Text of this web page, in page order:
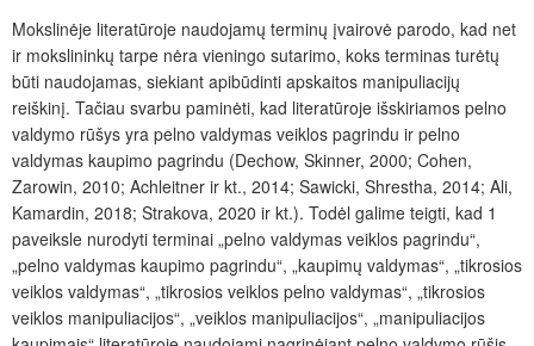
Mokslinėje literatūroje naudojamų terminų įvairovė parodo, kad net
ir mokslininkų tarpe nėra vieningo sutarimo, koks terminas turėtų
būti naudojamas, siekiant apibūdinti apskaitos manipuliacijų
reiškinį. Tačiau svarbu paminėti, kad literatūroje išskiriamos pelno
valdymo rūšys yra pelno valdymas veiklos pagrindu ir pelno
valdymas kaupimo pagrindu (Dechow, Skinner, 2000; Cohen,
Zarowin, 2010; Achleitner ir kt., 2014; Sawicki, Shrestha, 2014; Ali,
Kamardin, 2018; Strakova, 2020 ir kt.). Todėl galime teigti, kad 1
paveiksle nurodyti terminai „pelno valdymas veiklos pagrindu“,
„pelno valdymas kaupimo pagrindu“, „kaupimų valdymas“, „tikrosios
veiklos valdymas“, „tikrosios veiklos pelno valdymas“, „tikrosios
veiklos manipuliacijos“, „veiklos manipuliacijos“, „manipuliacijos